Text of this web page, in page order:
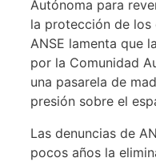
Autónoma para
la protección de los
ANSE lamenta que
por la Comunidad
una pasarela de
presión sobre el
Las denuncias de
pocos años la